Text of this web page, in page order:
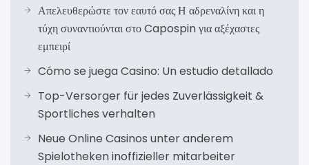
Απελευθερώστε τον εαυτό σας Η αδρεναλίνη και η
τύχη συναντιούνται στο Capospin για αξέχαστες
εμπειρί
Cómo se juega Casino: Un estudio detallado
Top-Versorger für jedes Zuverlässigkeit &
Sportliches verhalten
Neue Online Casinos unter anderem
Spielotheken inoffizieller mitarbeiter